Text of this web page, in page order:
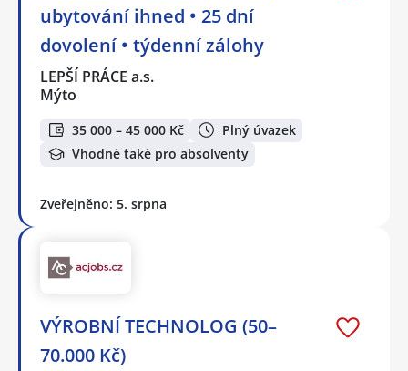
ubytování ihned • 25 dní
dovolení • týdenní zálohy
LEPŠÍ PRÁCE a.s.
Mýto
35 000 – 45 000 Kč
Plný úvazek
Vhodné také pro absolventy
Zveřejněno: 5. srpna
VÝROBNÍ TECHNOLOG (50–
70.000 Kč)